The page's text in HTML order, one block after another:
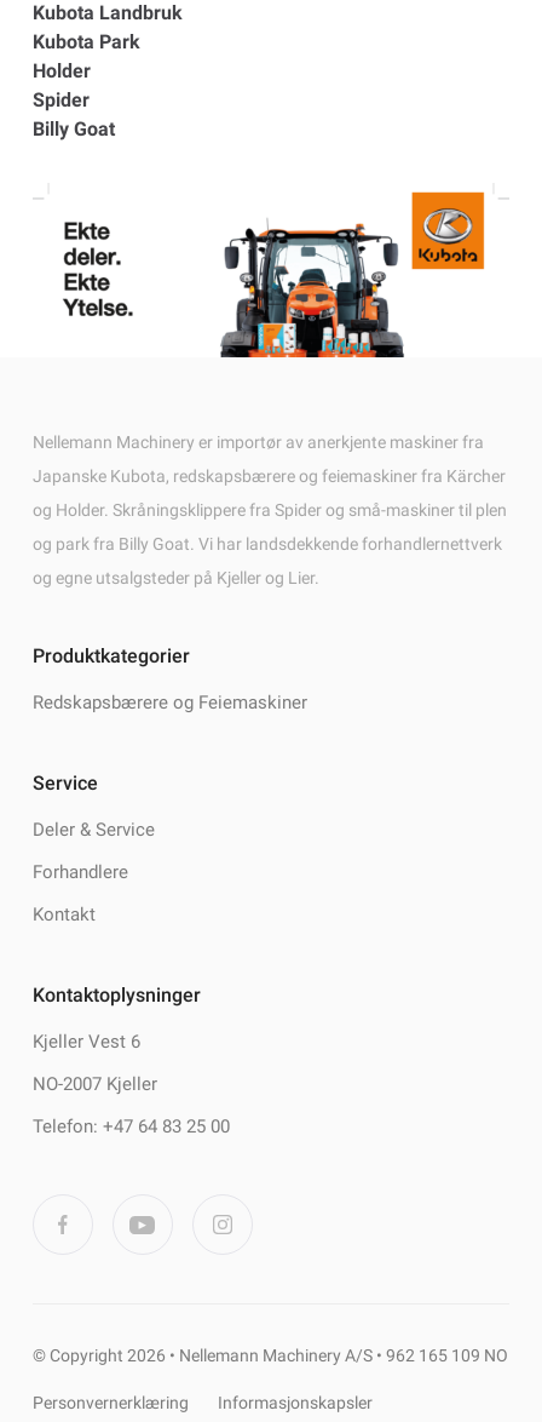
Kubota Landbruk
Kubota Park
Holder
Spider
Billy Goat
Nellemann Machinery er importør av anerkjente maskiner fra
Japanske Kubota, redskapsbærere og feiemaskiner fra Kärcher
og Holder. Skråningsklippere fra Spider og små-maskiner til plen
og park fra Billy Goat. Vi har landsdekkende forhandlernettverk
og egne utsalgsteder på Kjeller og Lier.
Produktkategorier
Redskapsbærere og Feiemaskiner
Service
Deler & Service
Forhandlere
Kontakt
Kontaktoplysninger
Kjeller Vest 6
NO-2007 Kjeller
Telefon: +47 64 83 25 00
© Copyright 2026 • Nellemann Machinery A/S • 962 165 109 NO
Personvernerklæring Informasjonskapsler